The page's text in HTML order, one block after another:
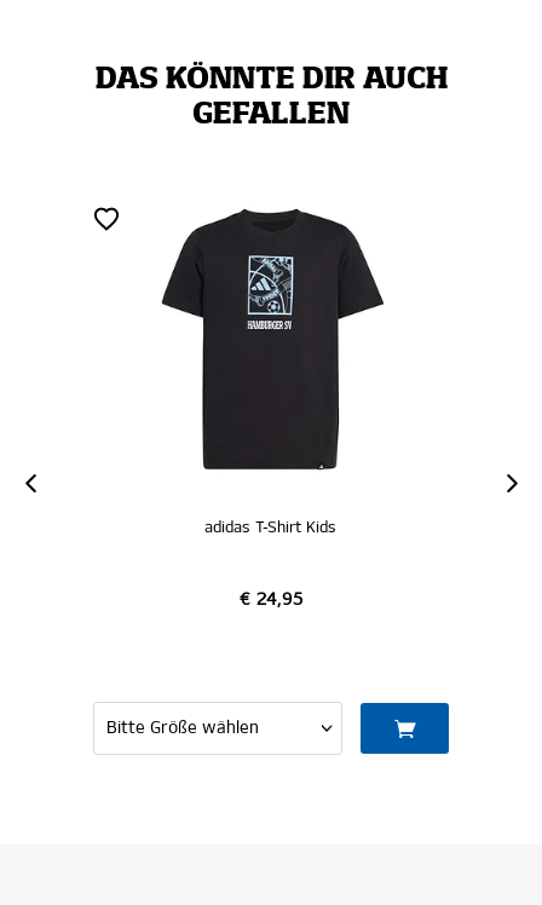
DAS KÖNNTE DIR AUCH
GEFALLEN
adidas T-Shirt Kids